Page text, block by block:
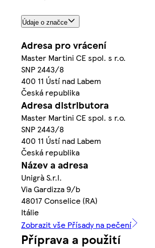
Údaje o značce
Adresa pro vrácení
Master Martini CE spol. s r.o.
SNP 2443/8
400 11 Ústí nad Labem
Česká republika
Adresa distributora
Master Martini CE spol. s r.o.
SNP 2443/8
400 11 Ústí nad Labem
Česká republika
Název a adresa
Unigrà S.r.l.
Via Gardizza 9/b
48017 Conselice (RA)
Itálie
Zobrazit vše Přísady na pečení
Příprava a použití